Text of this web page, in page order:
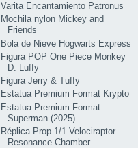
Varita Encantamiento Patronus
Mochila nylon Mickey and
Friends
Bola de Nieve Hogwarts Express
Figura POP One Piece Monkey
D. Luffy
Figura Jerry & Tuffy
Estatua Premium Format Krypto
Estatua Premium Format
Superman (2025)
Réplica Prop 1/1 Velociraptor
Resonance Chamber